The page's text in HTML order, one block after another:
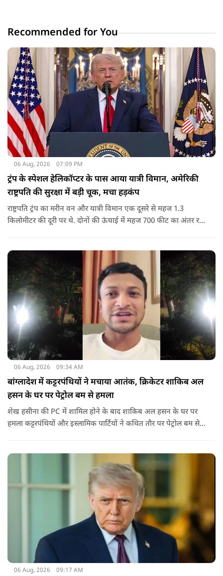
Recommended for You
06 Aug, 2026 07:09 PM
ट्रंप के स्पेशल हेलिकॉप्टर के पास आया यात्री विमान, अमेरिकी
राष्ट्रपति की सुरक्षा में बड़ी चूक, मचा हड़कंप
राष्ट्रपति ट्रंप का मरीन वन और यात्री विमान एक दूसरे से महज 1.3
किलोमीटर की दूरी पर थे. दोनों की ऊंचाई में महज 700 फीट का अंतर रह
06 Aug, 2026 09:34 AM
बांग्लादेश में कट्टरपंथियों ने मचाया आतंक, क्रिकेटर शाकिब अल
हसन के घर पर पेट्रोल बम से हमला
शेख हसीना की PC में शामिल होने के बाद शाकिब अल हसन के घर पर
हमला कट्टरपंथियों और इस्लामिक पार्टियों ने कथित तौर पर पेट्रोल बम से
जरिए संबोधन दिया था.
06 Aug, 2026 09:17 AM